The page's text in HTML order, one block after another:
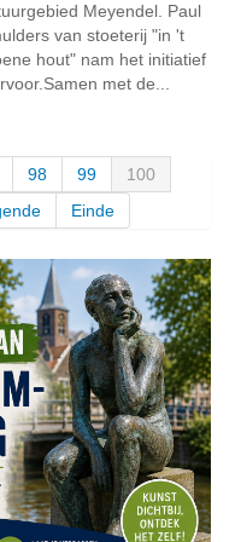
Meyendel. Paul
van stoeterij "in 't
hout" nam het initiatief
met de...
98 99
100
Einde